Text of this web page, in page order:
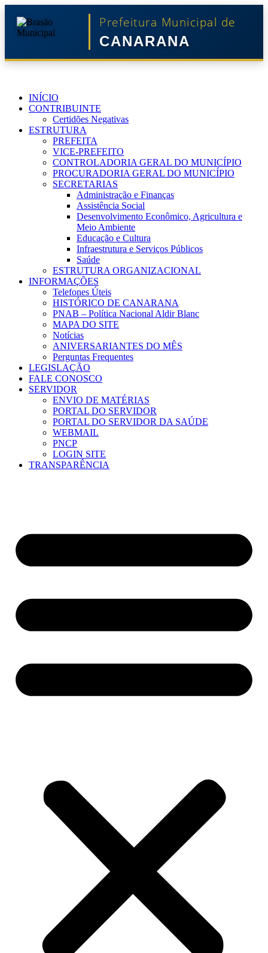
Prefeitura Municipal de
CANARANA
INÍCIO
CONTRIBUINTE
Certidões Negativas
ESTRUTURA
PREFEITA
VICE-PREFEITO
CONTROLADORIA GERAL DO MUNICÍPIO
PROCURADORIA GERAL DO MUNICÍPIO
SECRETARIAS
Administração e Finanças
Assistência Social
Desenvolvimento Econômico, Agricultura e
Meio Ambiente
Educação e Cultura
Infraestrutura e Serviços Públicos
Saúde
ESTRUTURA ORGANIZACIONAL
INFORMAÇÕES
Telefones Úteis
HISTÓRICO DE CANARANA
PNAB – Política Nacional Aldir Blanc
MAPA DO SITE
Notícias
ANIVERSARIANTES DO MÊS
Perguntas Frequentes
LEGISLAÇÃO
FALE CONOSCO
SERVIDOR
ENVIO DE MATÉRIAS
PORTAL DO SERVIDOR
PORTAL DO SERVIDOR DA SAÚDE
WEBMAIL
PNCP
LOGIN SITE
TRANSPARÊNCIA